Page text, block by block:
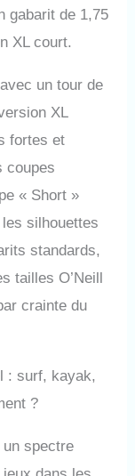
gabarit de 1,75
XL court.
un tour de
XL
fortes et
coupes
« Short »
silhouettes
standards,
tailles O’Neill
crainte du
: surf, kayak,
?
spectre